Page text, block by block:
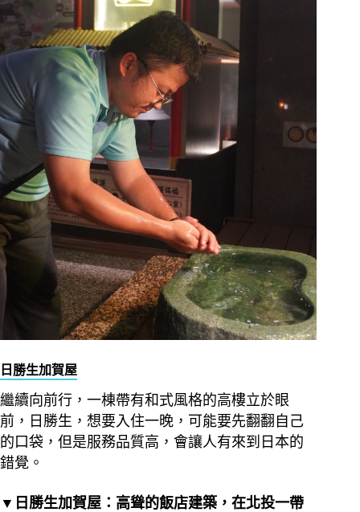
日勝生加賀屋
繼續向前行，一棟帶有和式風格的高樓立於眼
前，日勝生，想要入住一晚，可能要先翻翻自己
的口袋，但是服務品質高，會讓人有來到日本的
錯覺。
▼日勝生加賀屋：高聳的飯店建築，在北投一帶